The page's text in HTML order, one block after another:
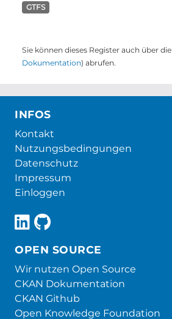
GTFS
Sie können dieses Register auch über die
Dokumentation) abrufen.
INFOS
Kontakt
Nutzungsbedingungen
Datenschutz
Impressum
Einloggen
OPEN SOURCE
Wir nutzen Open Source
CKAN Dokumentation
CKAN Github
Open Knowledge Foundation